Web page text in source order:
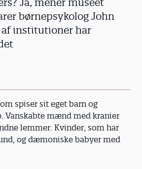
børnepsykolog John
af institutioner har
spiser sit eget barn og
Vanskabte mænd med kranier
lemmer. Kvinder, som har
og dæmoniske babyer med